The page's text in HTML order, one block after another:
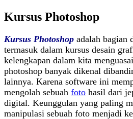
Kursus Photoshop
Kursus Photoshop adalah bagian
termasuk dalam kursus desain
kelengkapan dalam kita
photoshop banyak dikenal
lainnya. Karena software ini
mengolah sebuah foto hasil dari
digital. Keunggulan yang paling
manipulasi sebuah foto menjadi